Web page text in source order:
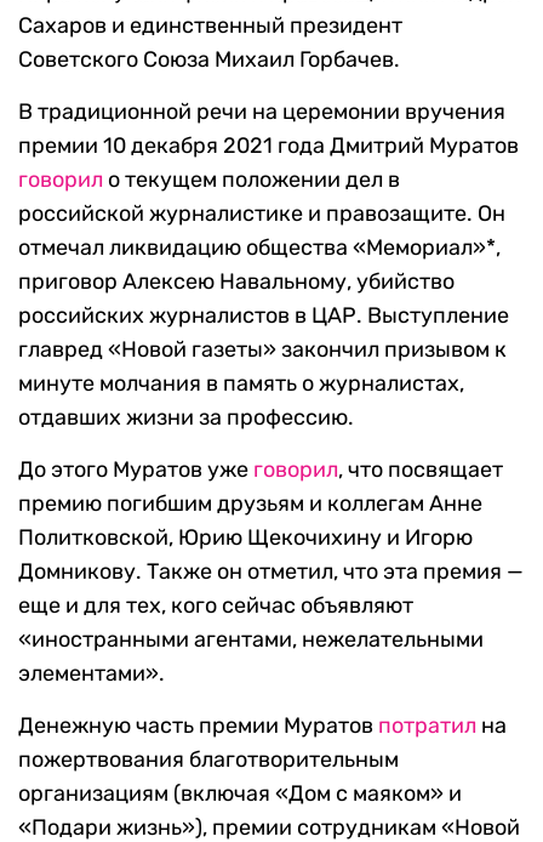
Сахаров и единственный президент
Советского Союза Михаил Горбачев.
В традиционной речи на церемонии вручения
премии 10 декабря 2021 года Дмитрий Муратов
говорил о текущем положении дел в
российской журналистике и правозащите. Он
отмечал ликвидацию общества «Мемориал»*,
приговор Алексею Навальному, убийство
российских журналистов в ЦАР. Выступление
главред «Новой газеты» закончил призывом к
минуте молчания в память о журналистах,
отдавших жизни за профессию.
До этого Муратов уже говорил, что посвящает
премию погибшим друзьям и коллегам Анне
Политковской, Юрию Щекочихину и Игорю
Домникову. Также он отметил, что эта премия —
еще и для тех, кого сейчас объявляют
«иностранными агентами, нежелательными
элементами».
Денежную часть премии Муратов потратил на
пожертвования благотворительным
организациям (включая «Дом с маяком» и
«Подари жизнь»), премии сотрудникам «Новой